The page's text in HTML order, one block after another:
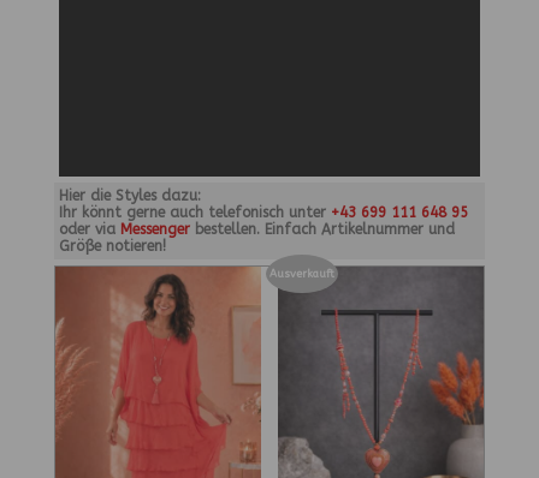
Hier die Styles dazu:
Ihr könnt gerne auch telefonisch unter +43 699 111 648 95
oder via Messengerbestellen. Einfach Artikelnummer und
Größe notieren!
Ausverkauft